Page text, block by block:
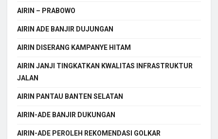
AIRIN – PRABOWO
AIRIN ADE BANJIR DUJUNGAN
AIRIN DISERANG KAMPANYE HITAM
AIRIN JANJI TINGKATKAN KWALITAS INFRASTRUKTUR
JALAN
AIRIN PANTAU BANTEN SELATAN
AIRIN-ADE BANJIR DUKUNGAN
AIRIN-ADE PEROLEH REKOMENDASI GOLKAR